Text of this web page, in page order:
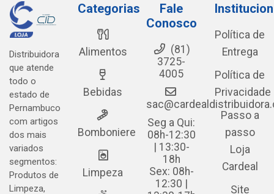
Distribuidora
que atende
todo o
estado de
Pernambuco
com artigos
dos mais
variados
segmentos:
Produtos de
Limpeza,
Categorias
Alimentos
Bebidas
Bomboniere
Limpeza
Fale
Conosco
(81)
3725-
4005
Seg a Qui:
08h-12:30
| 13:30-
18h
Sex: 08h-
12:30 |
Política de
Entrega
Política de
Privacidade
Passo a
passo
Loja
Cardeal
Site